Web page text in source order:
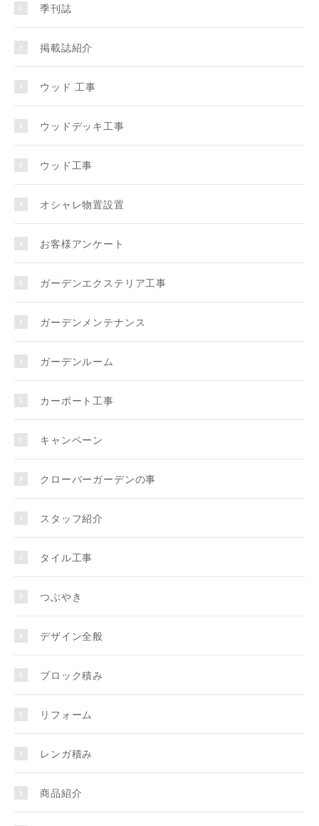
季刊誌
掲載誌紹介
ウッド 工事
ウッドデッキ工事
ウッド工事
オシャレ物置設置
お客様アンケート
ガーデンエクステリア工事
ガーデンメンテナンス
ガーデンルーム
カーポート工事
キャンペーン
クローバーガーデンの事
スタッフ紹介
タイル工事
つぶやき
デザイン全般
ブロック積み
リフォーム
レンガ積み
商品紹介